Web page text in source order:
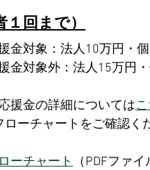
回まで）
金対象：法人10万円・
金対象外：法人15万円
援金の詳細については
ローチャートをご確認く
ーチャート （PDFファイ